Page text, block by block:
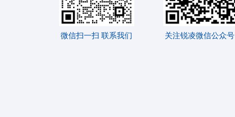
微信扫一扫 联系我们 关注锐凌微信公众号